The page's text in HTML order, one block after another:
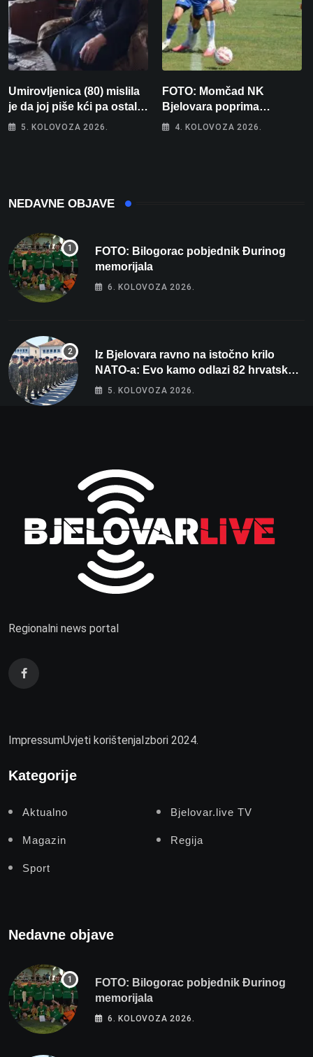
Umirovljenica (80) mislila
je da joj piše kći pa ostala
bez 1000 eura
5. KOLOVOZA 2026.
FOTO: Momčad NK
Bjelovara poprima
jesenski izgled
4. KOLOVOZA 2026.
NEDAVNE OBJAVE
FOTO: Bilogorac pobjednik Đurinog
memorijala
6. KOLOVOZA 2026.
Iz Bjelovara ravno na istočno krilo
NATO-a: Evo kamo odlazi 82 hrvatska
vojnika i 6 vojnikinja
5. KOLOVOZA 2026.
Regionalni news portal
ImpressumUvjeti korištenjaIzbori 2024.
Kategorije
Aktualno Bjelovar.live TV
Magazin Regija
Sport
Nedavne objave
FOTO: Bilogorac pobjednik Đurinog
memorijala
6. KOLOVOZA 2026.